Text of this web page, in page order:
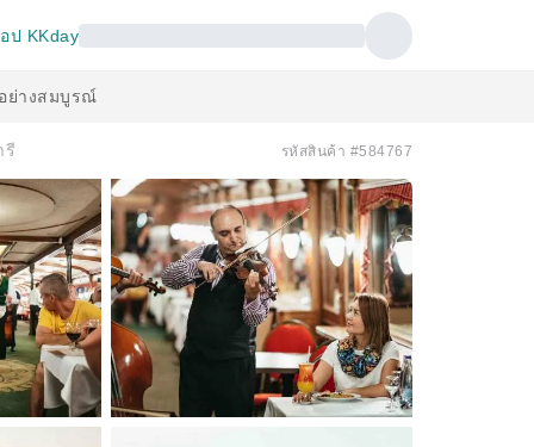
ป KKday
ย่างสมบูรณ์
รี รหัสสินค้า #584767